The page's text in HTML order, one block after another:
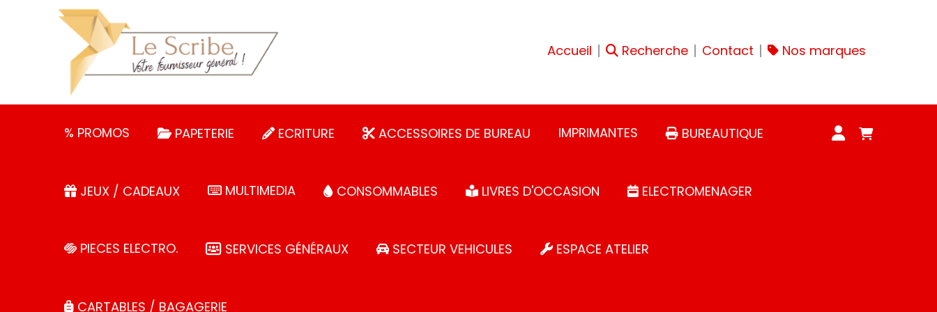
Accueil Recherche Contact Nos marques
% PROMOS PAPETERIE ECRITURE ACCESSOIRES DE BUREAU IMPRIMANTES BUREAUTIQUE
JEUX / CADEAUX MULTIMEDIA CONSOMMABLES LIVRES D'OCCASION ELECTROMENAGER
PIECES ELECTRO. SERVICES GÉNÉRAUX SECTEUR VEHICULES ESPACE ATELIER
CARTABLES / BAGAGERIE